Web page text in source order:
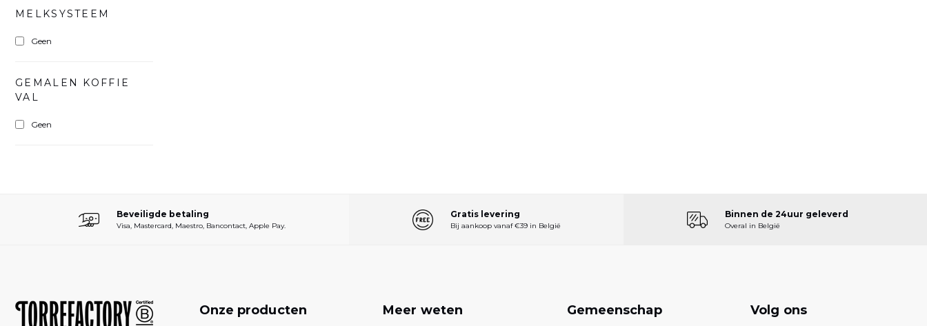
MELKSYSTEEM
Geen
GEMALEN KOFFIE
VAL
Geen
Beveiligde betaling
Visa, Mastercard, Maestro, Bancontact, Apple Pay.
Gratis levering
Bij aankoop vanaf €39 in België
Binnen de 24uur geleverd
Overal in België
Onze producten Meer weten Gemeenschap Volg ons